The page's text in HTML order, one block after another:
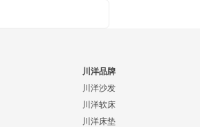
川洋品牌
川洋沙发
川洋软床
川洋床垫